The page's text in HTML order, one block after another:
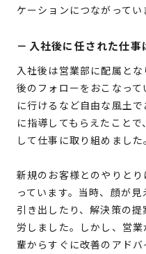
ケーションにつながってい
－ 入社後に任された仕事
入社後は営業部に配属と
後のフォローをおこなっ
に行けるなど自由な風土
に指導してもらえたこと
して仕事に取り組めました
新規のお客様とのやりと
っています。当時、顔が
引き出したり、解決策の
労しました。しかし、営
輩からすぐに改善のアド